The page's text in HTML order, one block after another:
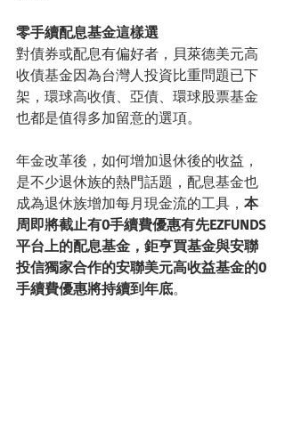
零手續配息基金這樣選
對債券或配息有偏好者，貝萊德美元高
收債基金因為台灣人投資比重問題已下
架，環球高收債、亞債、環球股票基金
也都是值得多加留意的選項。
年金改革後，如何增加退休後的收益，
是不少退休族的熱門話題，配息基金也
成為退休族增加每月現金流的工具， 本
周即將截止有0手續費優惠有先EZFUNDS
平台上的配息基金，鉅亨買基金與安聯
投信獨家合作的安聯美元高收益基金的0
手續費優惠將持續到年底。